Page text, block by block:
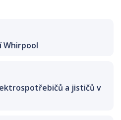
Whirpool
a jističů v